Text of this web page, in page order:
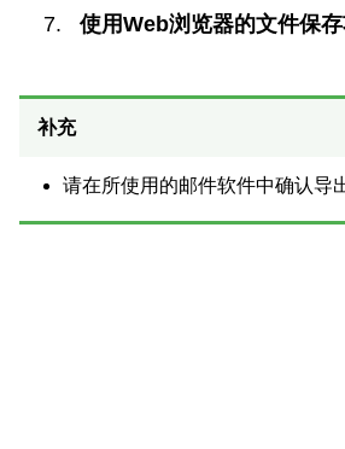
使用Web浏览器的文件保存
补充
请在所使用的邮件软件中确认导